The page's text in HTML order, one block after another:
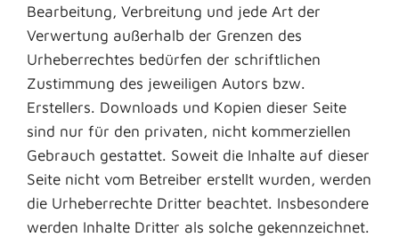
Bearbeitung, Verbreitung und jede Art der
Verwertung außerhalb der Grenzen des
Urheberrechtes bedürfen der schriftlichen
Zustimmung des jeweiligen Autors bzw.
Erstellers. Downloads und Kopien dieser Seite
sind nur für den privaten, nicht kommerziellen
Gebrauch gestattet. Soweit die Inhalte auf dieser
Seite nicht vom Betreiber erstellt wurden, werden
die Urheberrechte Dritter beachtet. Insbesondere
werden Inhalte Dritter als solche gekennzeichnet.